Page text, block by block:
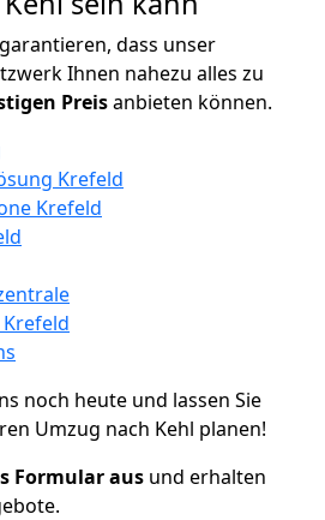
dass unser
Ihnen nahezu alles zu
Preisanbieten können.
Krefeld
Krefeld
noch heute und lassen Sie
Umzug nach Kehl planen!
Formular aus und erhalten